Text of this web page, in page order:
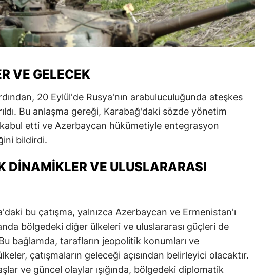
İzmir
Kars
Kayseri
Kırklareli
Kırşehir
Konya
Manisa
Kahramanmaraş
Mardin
VE GELECEK
20 Eylül'de Rusya'nın arabuluculuğunda ateşkes
Bu anlaşma gereği, Karabağ'daki sözde yönetim
kabul etti ve Azerbaycan hükümetiyle entegrasyon
bildirdi.
DINAMIKLER VE ULUSLARARASI
bu çatışma, yalnızca Azerbaycan ve Ermenistan'ı
bölgedeki diğer ülkeleri ve uluslararası güçleri de
bağlamda, tarafların jeopolitik konumları ve
çatışmaların geleceği açısından belirleyici olacaktır.
ve güncel olaylar ışığında, bölgedeki diplomatik